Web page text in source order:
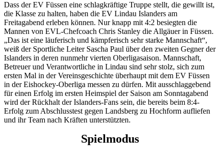
Dass der EV Füssen eine schlagkräftige Truppe stellt, die gewillt ist,
die Klasse zu halten, haben die EV Lindau Islanders am
Freitagabend erleben können. Nur knapp mit 4:2 besiegten die
Mannen von EVL-Chefcoach Chris Stanley die Allgäuer in Füssen.
„Das ist eine läuferisch und kämpferisch sehr starke Mannschaft“,
weiß der Sportliche Leiter Sascha Paul über den zweiten Gegner der
Islanders in deren nunmehr vierten Oberligasaison. Mannschaft,
Betreuer und Verantwortliche in Lindau sind sehr stolz, sich zum
ersten Mal in der Vereinsgeschichte überhaupt mit dem EV Füssen
in der Eishockey-Oberliga messen zu dürfen. Mit ausschlaggebend
für einen Erfolg im ersten Heimspiel der Saison am Sonntagabend
wird der Rückhalt der Islanders-Fans sein, die bereits beim 8:4-
Erfolg zum Abschlusstest gegen Landsberg zu Hochform aufliefen
und ihr Team nach Kräften unterstützten.
Spielmodus